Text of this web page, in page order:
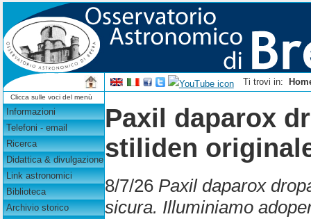
Ti trovi in:
Clicca sulle voci del menù
Informazioni
Telefoni - email
Ricerca
Didattica & divulgazione
Link astronomici
Biblioteca
Archivio storico
Paxil daparox
stiliden
8/7/26 Paxil daparox
sicura. Illuminiamo